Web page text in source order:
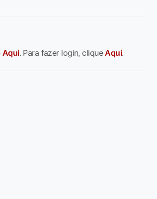
Aqui. Para fazer login, cliqueAqui.